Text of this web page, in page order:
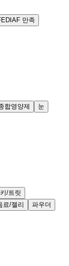
만족
합영양제
눈
/트릿
료/젤리 파우더